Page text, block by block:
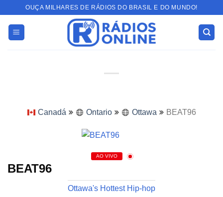
content
OUÇA MILHARES DE RÁDIOS DO BRASIL E DO MUNDO!
Canadá Ontario Ottawa BEAT96
AO VIVO
BEAT96
Ottawa's Hottest Hip-hop